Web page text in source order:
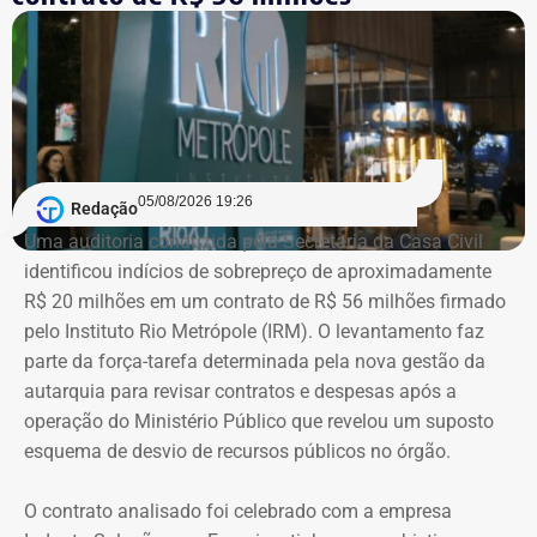
mil em bens. Entre os itens informados à Justiça Eleitoral
estão dois registros classificados genericamente como
“outros bens e direitos”, nos valores de R$ 95.985,48 e R$
97.555,75.
As declarações de bens são prestadas pelos próprios
candidatos à Justiça Eleitoral e podem considerar os
valores históricos de aquisição dos bens, e não
necessariamente seus preços de mercado.
O crescimento patrimonial, por si só, não indica a
existência de irregularidades.
Redação05/08/2026 19:26
Uma auditoria conduzida pela Secretaria da Casa Civil
identificou indícios de sobrepreço de aproximadamente
R$ 20 milhões em um contrato de R$ 56 milhões firmado
pelo Instituto Rio Metrópole (IRM). O levantamento faz
parte da força-tarefa determinada pela nova gestão da
autarquia para revisar contratos e despesas após a
operação do Ministério Público que revelou um suposto
esquema de desvio de recursos públicos no órgão.
O contrato analisado foi celebrado com a empresa